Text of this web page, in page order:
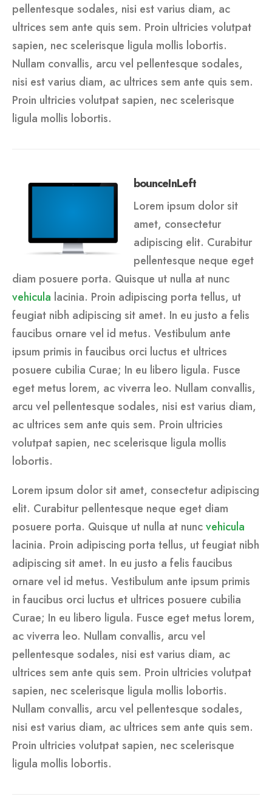
pellentesque sodales, nisi est varius diam, ac
ultrices sem ante quis sem. Proin ultricies volutpat
sapien, nec scelerisque ligula mollis lobortis.
Nullam convallis, arcu vel pellentesque sodales,
nisi est varius diam, ac ultrices sem ante quis sem.
Proin ultricies volutpat sapien, nec scelerisque
ligula mollis lobortis.
bounceInLeft
Lorem ipsum dolor sit
amet, consectetur
adipiscing elit. Curabitur
pellentesque neque eget
diam posuere porta. Quisque ut nulla at nunc
vehicula lacinia. Proin adipiscing porta tellus, ut
feugiat nibh adipiscing sit amet. In eu justo a felis
faucibus ornare vel id metus. Vestibulum ante
ipsum primis in faucibus orci luctus et ultrices
posuere cubilia Curae; In eu libero ligula. Fusce
eget metus lorem, ac viverra leo. Nullam convallis,
arcu vel pellentesque sodales, nisi est varius diam,
ac ultrices sem ante quis sem. Proin ultricies
volutpat sapien, nec scelerisque ligula mollis
lobortis.
Lorem ipsum dolor sit amet, consectetur adipiscing
elit. Curabitur pellentesque neque eget diam
posuere porta. Quisque ut nulla at nuncvehicula
lacinia. Proin adipiscing porta tellus, ut feugiat nibh
adipiscing sit amet. In eu justo a felis faucibus
ornare vel id metus. Vestibulum ante ipsum primis
in faucibus orci luctus et ultrices posuere cubilia
Curae; In eu libero ligula. Fusce eget metus lorem,
ac viverra leo. Nullam convallis, arcu vel
pellentesque sodales, nisi est varius diam, ac
ultrices sem ante quis sem. Proin ultricies volutpat
sapien, nec scelerisque ligula mollis lobortis.
Nullam convallis, arcu vel pellentesque sodales,
nisi est varius diam, ac ultrices sem ante quis sem.
Proin ultricies volutpat sapien, nec scelerisque
ligula mollis lobortis.